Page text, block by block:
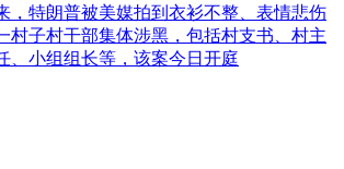
，特朗普被美媒拍到衣衫不整、表情悲伤
村子村干部集体涉黑，包括村支书、村主
、小组组长等，该案今日开庭